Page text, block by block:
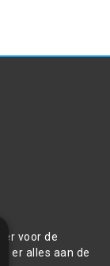
voor de
er alles aan de